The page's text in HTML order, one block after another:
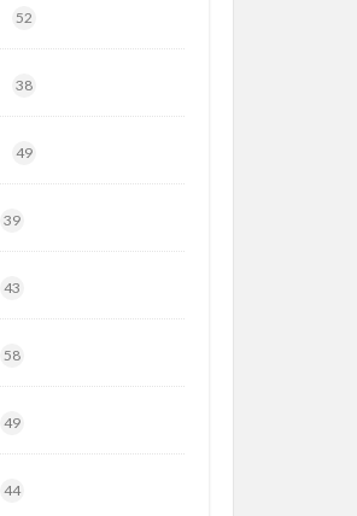
52
38
49
39
43
58
49
44